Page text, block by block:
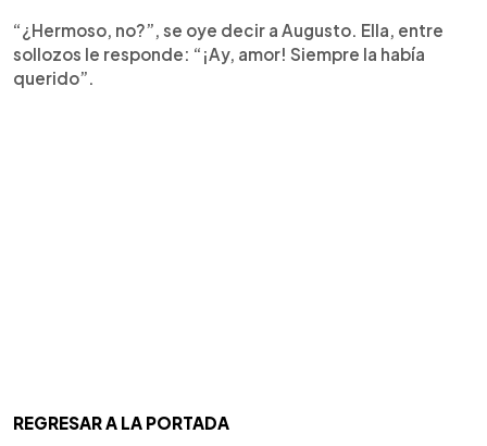
“¿Hermoso, no?”, se oye decir a Augusto. Ella, entre
sollozos le responde: “¡Ay, amor! Siempre la había
querido”.
REGRESAR A LA PORTADA